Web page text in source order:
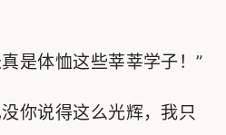
是体恤这些莘莘学子！”
你说得这么光辉，我只